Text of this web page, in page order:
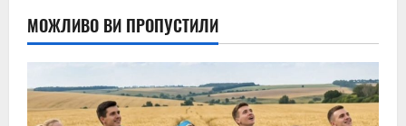
МОЖЛИВО ВИ ПРОПУСТИЛИ